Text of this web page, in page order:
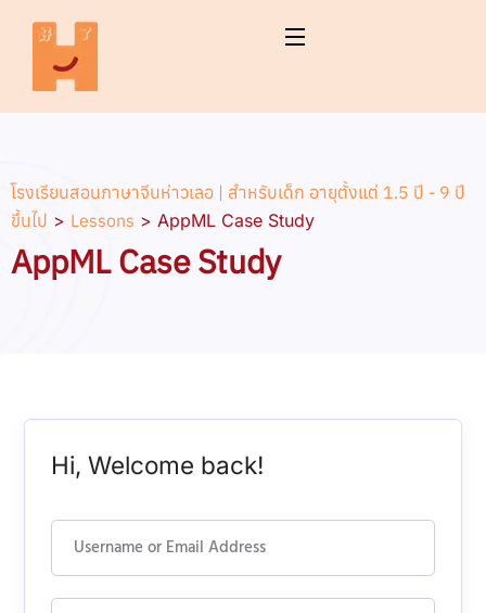
โรงเรียนสอนภาษาจีนห่าวเลอ | สำหรับเด็ก อายุตั้งแต่ 1.5 ปี - 9 ปี
ขึ้นไป > Lessons > AppML Case Study
AppML Case Study
Hi, Welcome back!